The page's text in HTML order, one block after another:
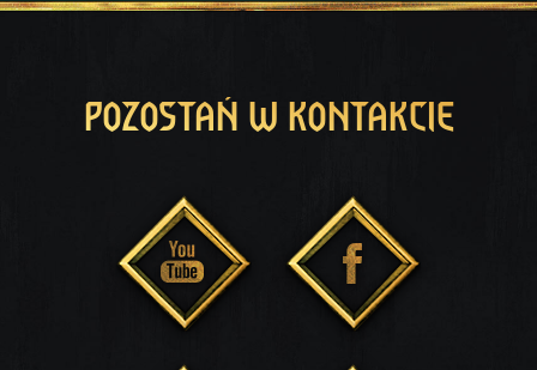
POZOSTAŃ W KONTAKCIE